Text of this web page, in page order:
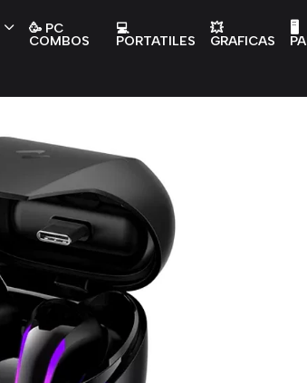
🥳 PC
COMBOS
💻
PORTATILES
💥
GRAFICAS
🖥️